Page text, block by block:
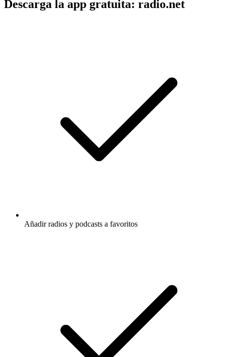
Descarga la app gratuita: radio.net
Añadir radios y podcasts a favoritos